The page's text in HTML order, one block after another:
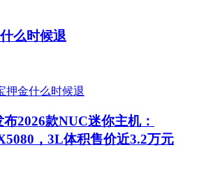
么时候退
2026款NUC迷你主机：
，3L体积售价近3.2万元